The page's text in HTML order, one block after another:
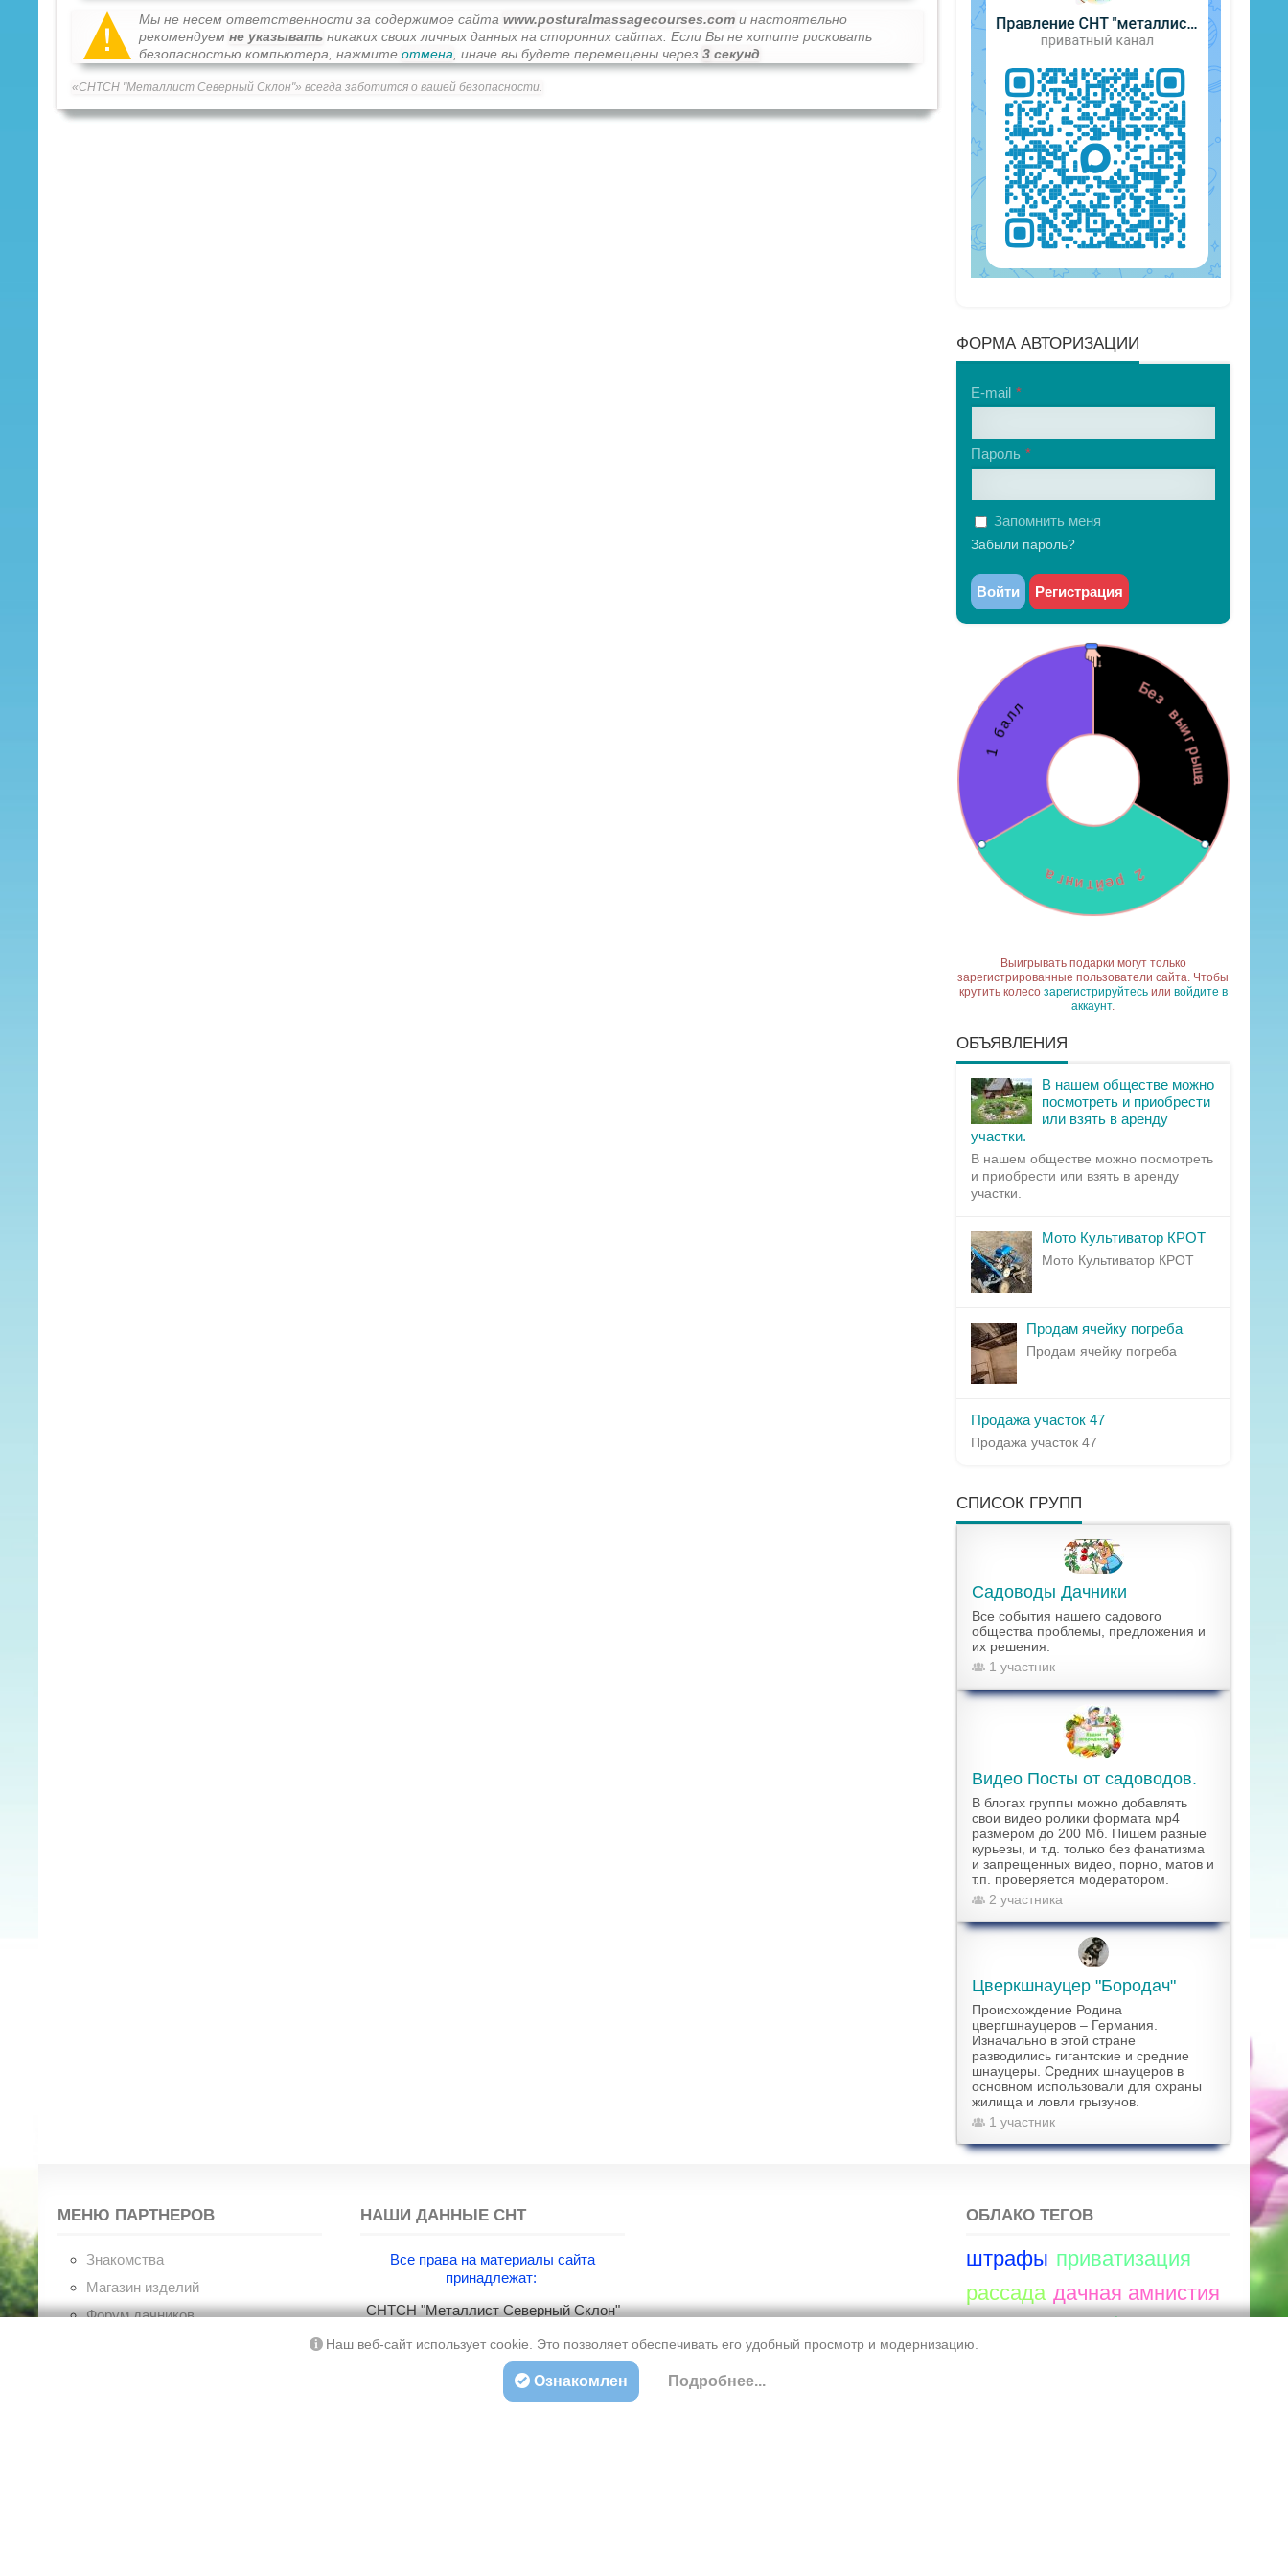
Мы не несем ответственности за содержимое сайтаwww.posturalmassagecourses.com и настоятельно
рекомендуемне указывать никаких своих личных данных на сторонних сайтах. Если Вы не хотите рисковать
безопасностью компьютера, нажмитеотмена , иначе вы будете перемещены через2 секунд
«СНТСН "Металлист Северный Склон"» всегда заботится о вашей безопасности.
ФОРМА АВТОРИЗАЦИИ
E-mail
Пароль
Запомнить меня
Забыли пароль?
Войти Регистрация
Выигрывать подарки могут только
зарегистрированные пользователи сайта. Чтобы
крутить колесо зарегистрируйтесьили войдите в
аккаунт.
ОБЪЯВЛЕНИЯ
В нашем обществе можно
посмотреть и приобрести
или взять в аренду
участки.
В нашем обществе можно посмотреть
и приобрести или взять в аренду
участки.
Мото Культиватор КРОТ
Мото Культиватор КРОТ
Продам ячейку погреба
Продам ячейку погреба
Продажа участок 47
Продажа участок 47
СПИСОК ГРУПП
Садоводы Дачники
Все события нашего садового
общества проблемы, предложения и
их решения.
1 участник
Видео Посты от садоводов.
В блогах группы можно добавлять
свои видео ролики формата мр4
размером до 200 Мб. Пишем разные
курьезы, и т.д. только без фанатизма
и запрещенных видео, порно, матов и
т.п. проверяется модератором.
2 участника
Цверкшнауцер "Бородач"
Происхождение Родина
цвергшнауцеров – Германия.
Изначально в этой стране
разводились гигантские и средние
шнауцеры. Средних шнауцеров в
основном использовали для охраны
жилища и ловли грызунов.
1 участник
МЕНЮ ПАРТНЕРОВ
Знакомства
Магазин изделий
Форум дачников
НАШИ ДАННЫЕ СНТ
Все права на материалы сайта
принадлежат:
СНТСН "Металлист Северный Склон"
Кузбасс г. Новокузнецк.
ОБЛАКО ТЕГОВ
штрафы приватизация
рассада дачная амнистия
цветы
фото
Наш веб-сайт использует cookie. Это позволяет обеспечивать его удобный просмотр и модернизацию.
Ознакомлен Подробнее...